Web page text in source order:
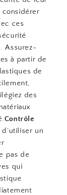
ces
Assurez-
à partir de
de
des
Contrôle
un
pas de
qui